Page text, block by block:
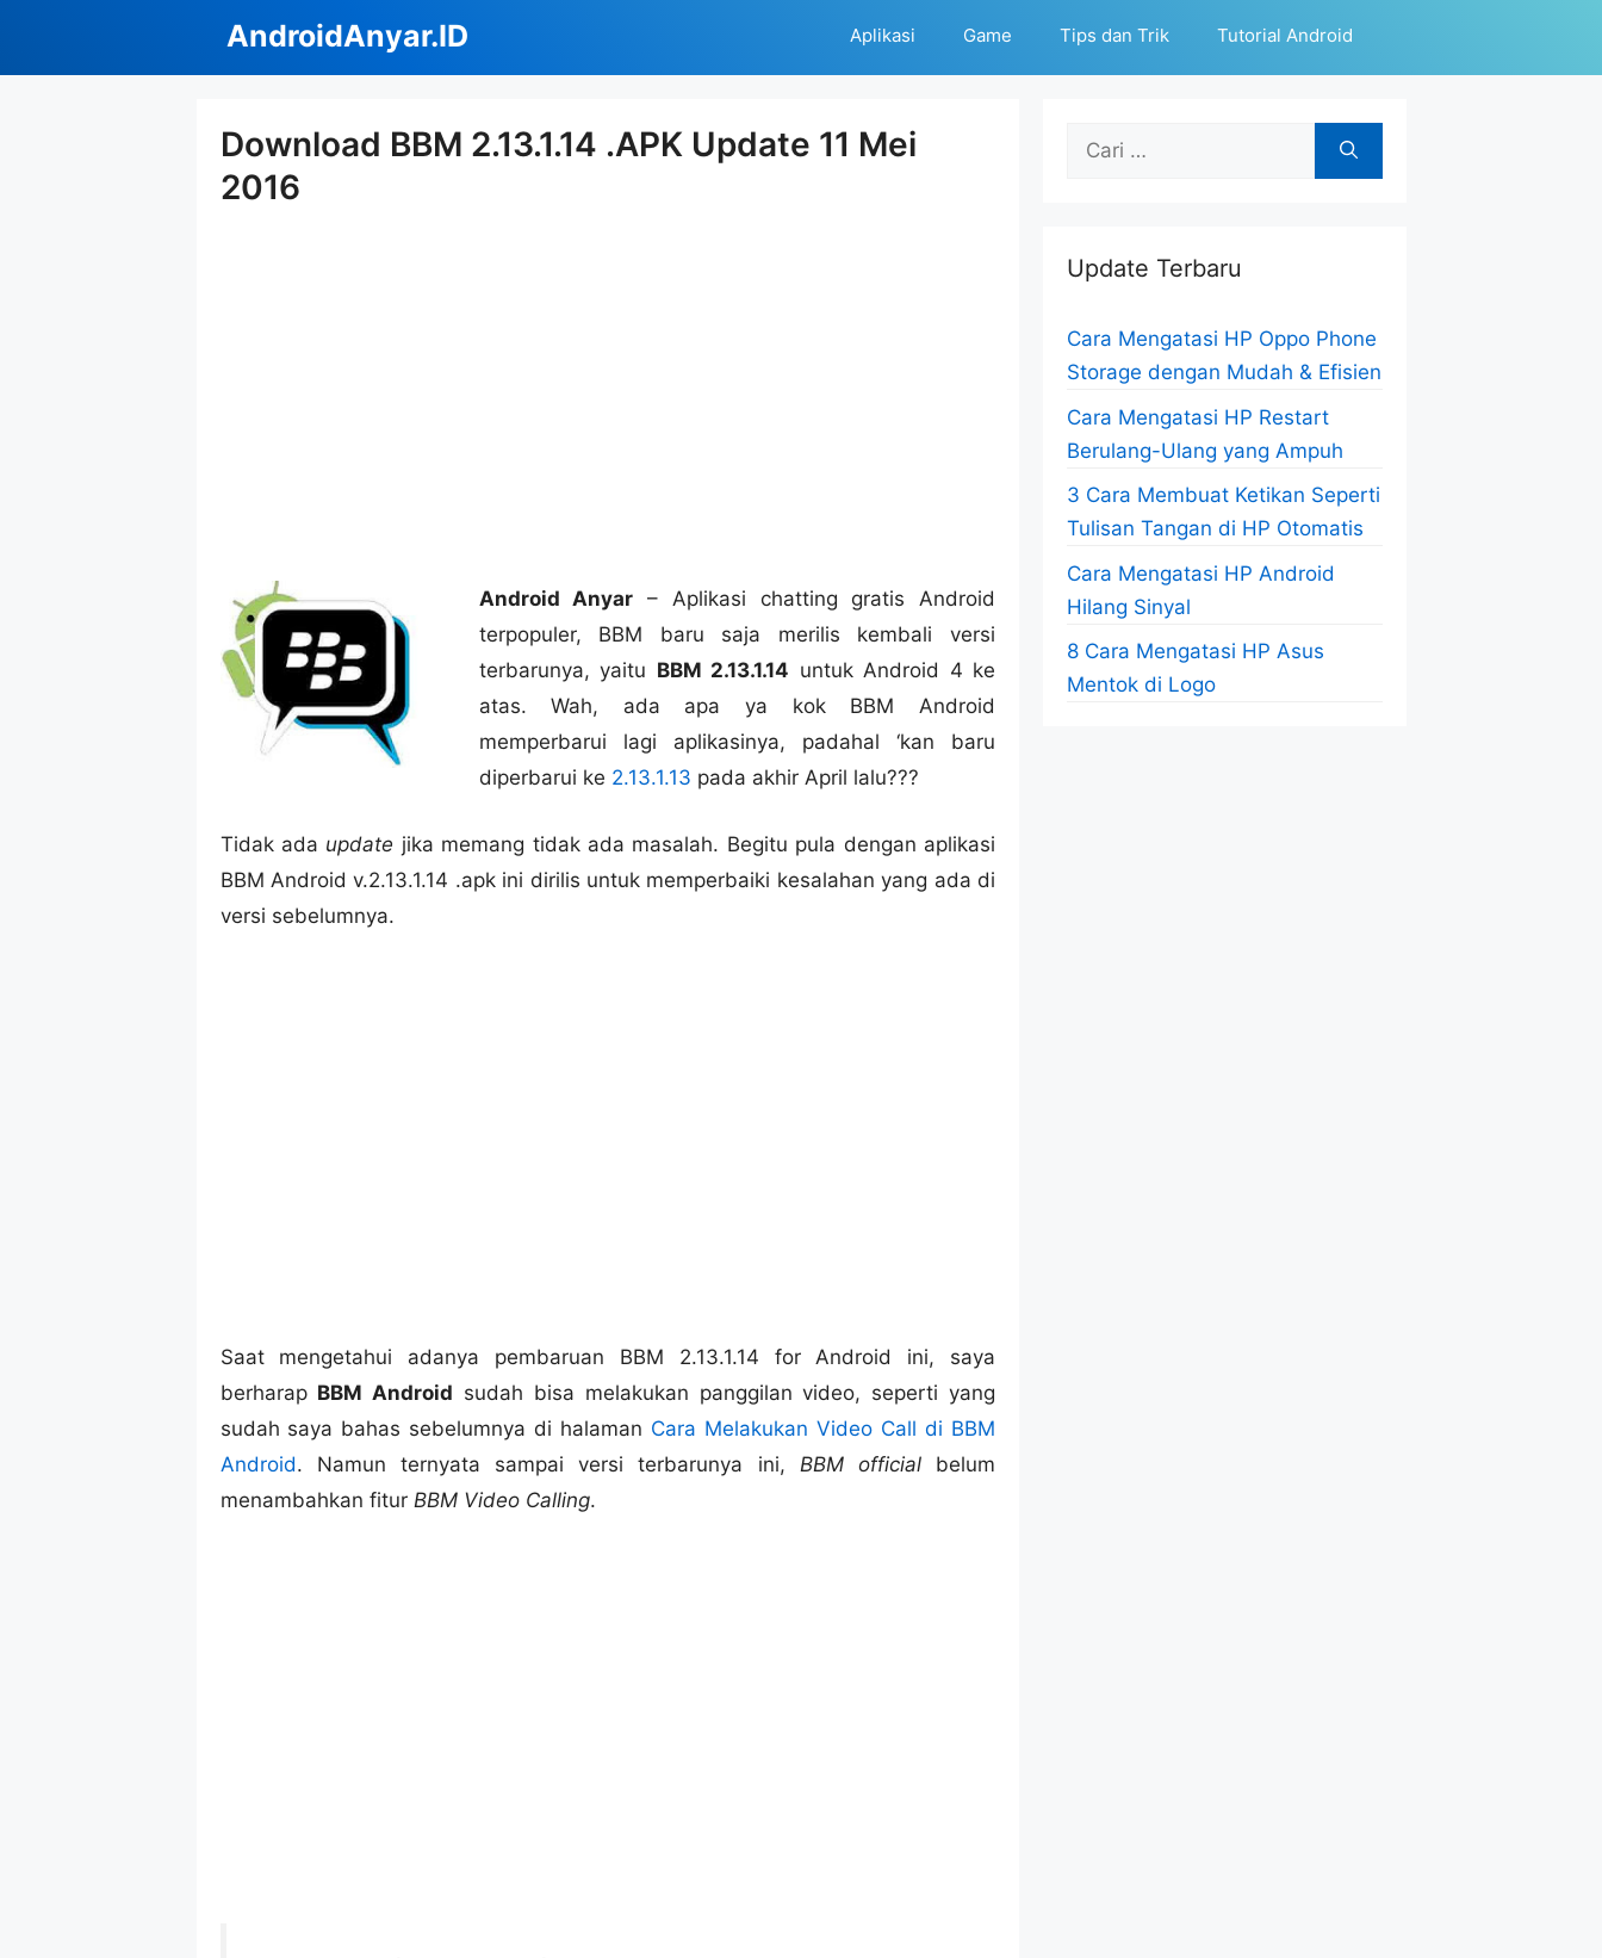
isi
AndroidAnyar.ID Aplikasi Game Tips dan Trik Tutorial Android
Download BBM 2.13.1.14 .APK Update 11 Mei
2016
Android Anyar – Aplikasi chatting gratis Android
terpopuler, BBM baru saja merilis kembali versi
terbarunya, yaitu BBM 2.13.1.14 untuk Android 4 ke
atas. Wah, ada apa ya kok BBM Android
memperbarui lagi aplikasinya, padahal ‘kan baru
diperbarui ke 2.13.1.13 pada akhir April lalu???
Tidak ada update jika memang tidak ada masalah. Begitu pula dengan aplikasi
BBM Android v.2.13.1.14 .apk ini dirilis untuk memperbaiki kesalahan yang ada di
versi sebelumnya.
Saat mengetahui adanya pembaruan BBM 2.13.1.14 for Android ini, saya
berharap BBM Android sudah bisa melakukan panggilan video, seperti yang
sudah saya bahas sebelumnya di halaman Cara Melakukan Video Call di BBM
Android. Namun ternyata sampai versi terbarunya ini, BBM officialbelum
menambahkan fitur BBM Video Calling.
Cari
Update Terbaru
Cara Mengatasi HP Oppo Phone
Storage dengan Mudah & Efisien
Cara Mengatasi HP Restart
Berulang-Ulang yang Ampuh
3 Cara Membuat Ketikan Seperti
Tulisan Tangan di HP Otomatis
Cara Mengatasi HP Android
Hilang Sinyal
8 Cara Mengatasi HP Asus
Mentok di Logo